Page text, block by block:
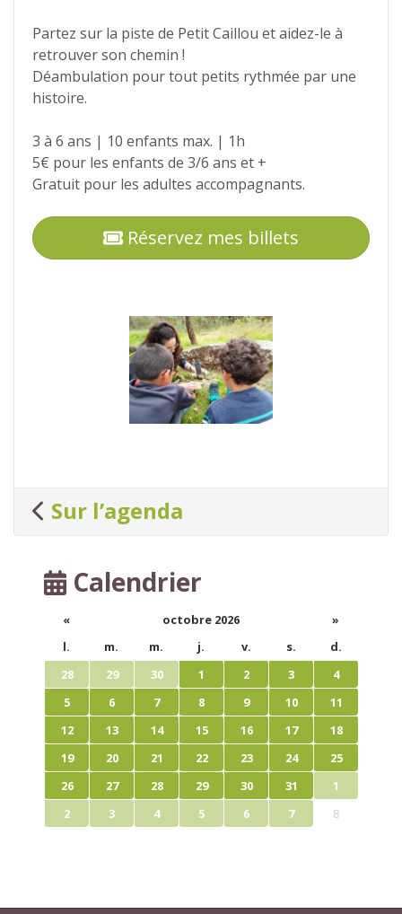
Partez sur la piste de Petit Caillou et aidez-le à
retrouver son chemin !
Déambulation pour tout petits rythmée par une
histoire.
3 à 6 ans | 10 enfants max. | 1h
5€ pour les enfants de 3/6 ans et +
Gratuit pour les adultes accompagnants.
Réservez mes billets
Photos
Sur l’agenda
Calendrier
« octobre 2026
»
l.
m. m. j. v. s.
d.
28
29 30 1 2 3
4
5
6 7 8 9 10
11
12
13 14 15 16 17
18
19
20 21 22 23 24
25
26
27 28 29 30 31
1
2
3 4 5 6 7 8